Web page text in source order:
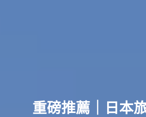
重磅推薦｜日本